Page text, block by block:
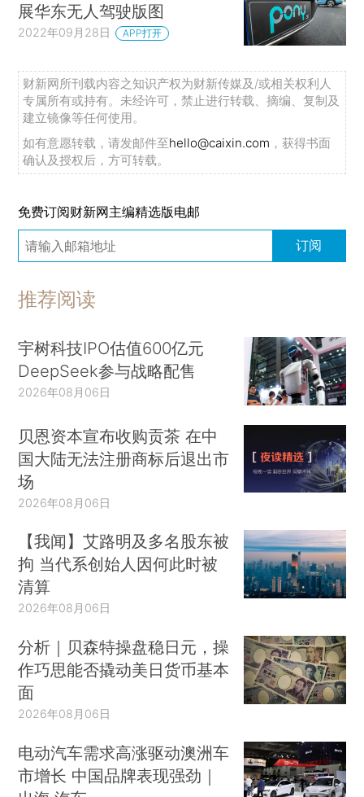
展华东无人驾驶版图
2022年09月28日 APP打开
财新网所刊载内容之知识产权为财新传媒及/或相关权利人
专属所有或持有。未经许可，禁止进行转载、摘编、复制及
建立镜像等任何使用。
如有意愿转载，请发邮件至hello@caixin.com ，获得书面
确认及授权后，方可转载。
免费订阅财新网主编精选版电邮
订阅
推荐阅读
宇树科技IPO估值600亿元
DeepSeek参与战略配售
2026年08月06日
贝恩资本宣布收购贡茶 在中
国大陆无法注册商标后退出市
场
2026年08月06日
【我闻】艾路明及多名股东被
拘 当代系创始人因何此时被
清算
2026年08月06日
分析｜贝森特操盘稳日元，操
作巧思能否撬动美日货币基本
面
2026年08月06日
电动汽车需求高涨驱动澳洲车
市增长 中国品牌表现强劲｜